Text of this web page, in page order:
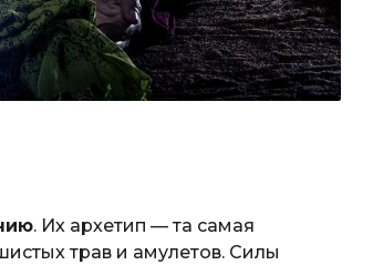
. Их архетип — та самая
трав и амулетов. Силы